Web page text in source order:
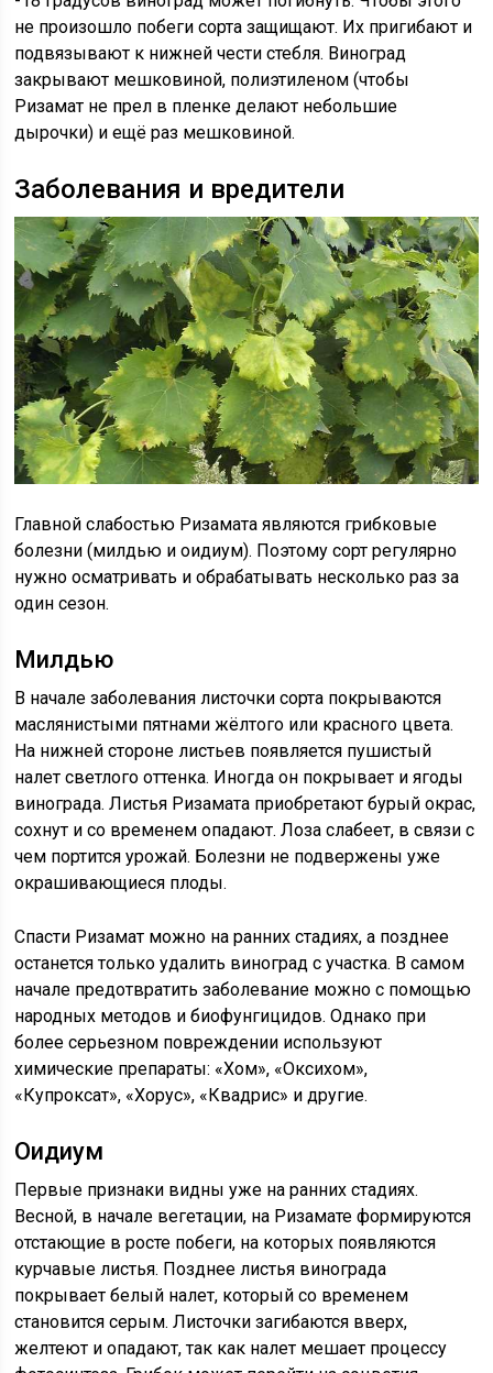
не произошло побеги сорта защищают. Их пригибают и
подвязывают к нижней чести стебля. Виноград
закрывают мешковиной, полиэтиленом (чтобы
Ризамат не прел в пленке делают небольшие
дырочки) и ещё раз мешковиной.
Заболевания и вредители
Главной слабостью Ризамата являются грибковые
болезни (милдью и оидиум). Поэтому сорт регулярно
нужно осматривать и обрабатывать несколько раз за
один сезон.
Милдью
В начале заболевания листочки сорта покрываются
маслянистыми пятнами жёлтого или красного цвета.
На нижней стороне листьев появляется пушистый
налет светлого оттенка. Иногда он покрывает и ягоды
винограда. Листья Ризамата приобретают бурый окрас,
сохнут и со временем опадают. Лоза слабеет, в связи с
чем портится урожай. Болезни не подвержены уже
окрашивающиеся плоды.
Спасти Ризамат можно на ранних стадиях, а позднее
останется только удалить виноград с участка. В самом
начале предотвратить заболевание можно с помощью
народных методов и биофунгицидов. Однако при
более серьезном повреждении используют
химические препараты: «Хом», «Оксихом»,
«Купроксат», «Хорус», «Квадрис» и другие.
Оидиум
Первые признаки видны уже на ранних стадиях.
Весной, в начале вегетации, на Ризамате формируются
отстающие в росте побеги, на которых появляются
курчавые листья. Позднее листья винограда
покрывает белый налет, который со временем
становится серым. Листочки загибаются вверх,
желтеют и опадают, так как налет мешает процессу